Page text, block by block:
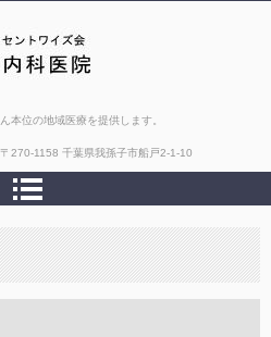
本位の地域医療を提供します。
1158 千葉県我孫子市船戸2-1-10